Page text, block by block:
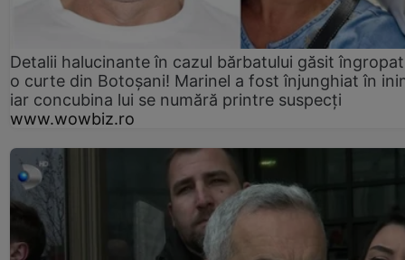
Detalii halucinante în cazul bărbatului găsit
o curte din Botoșani! Marinel a fost înjunghiat în
iar concubina lui se numără printre suspecți
www.wowbiz.ro